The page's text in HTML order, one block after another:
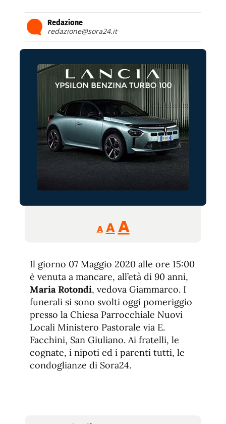
Redazione
redazione@sora24.it
A
Reducir
tamaño
A Restablecer
de
fuente
AAumentar
de
fuente.
Il giorno 07 Maggio 2020 alle ore 15:00
è venuta a mancare, all’età di 90 anni,
Maria Rotondi, vedova Giammarco. I
funerali si sono svolti oggi pomeriggio
presso la Chiesa Parrocchiale Nuovi
Locali Ministero Pastorale via E.
Facchini, San Giuliano. Ai fratelli, le
cognate, i nipoti ed i parenti tutti, le
condoglianze di Sora24.